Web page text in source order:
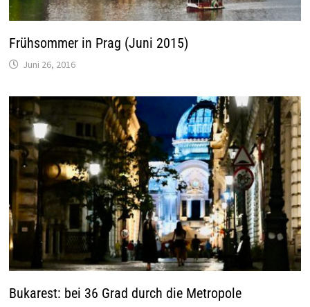
Frühsommer in Prag (Juni 2015)
Juni 26, 2016
Bukarest: bei 36 Grad durch die Metropole